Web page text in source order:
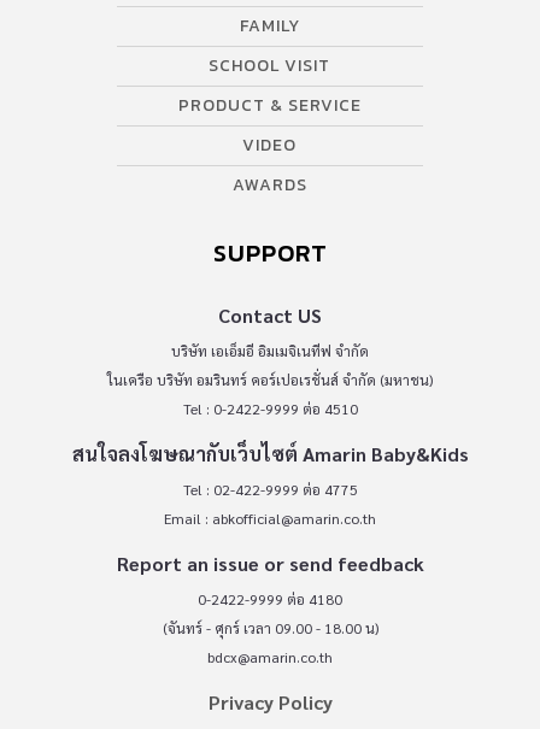
FAMILY
SCHOOL VISIT
PRODUCT & SERVICE
VIDEO
AWARDS
SUPPORT
Contact US
บริษัท เอเอ็มอี อิมเมจิเนทีฟ จำกัด
ในเครือ บริษัท อมรินทร์ คอร์เปอเรชั่นส์ จำกัด (มหาชน)
Tel : 0-2422-9999 ต่อ 4510
สนใจลงโฆษณากับเว็บไซต์ Amarin Baby&Kids
Tel : 02-422-9999 ต่อ 4775
Email : abkofficial@amarin.co.th
Report an issue or send feedback
0-2422-9999 ต่อ 4180
(จันทร์ - ศุกร์ เวลา 09.00 - 18.00 น)
bdcx@amarin.co.th
Privacy Policy